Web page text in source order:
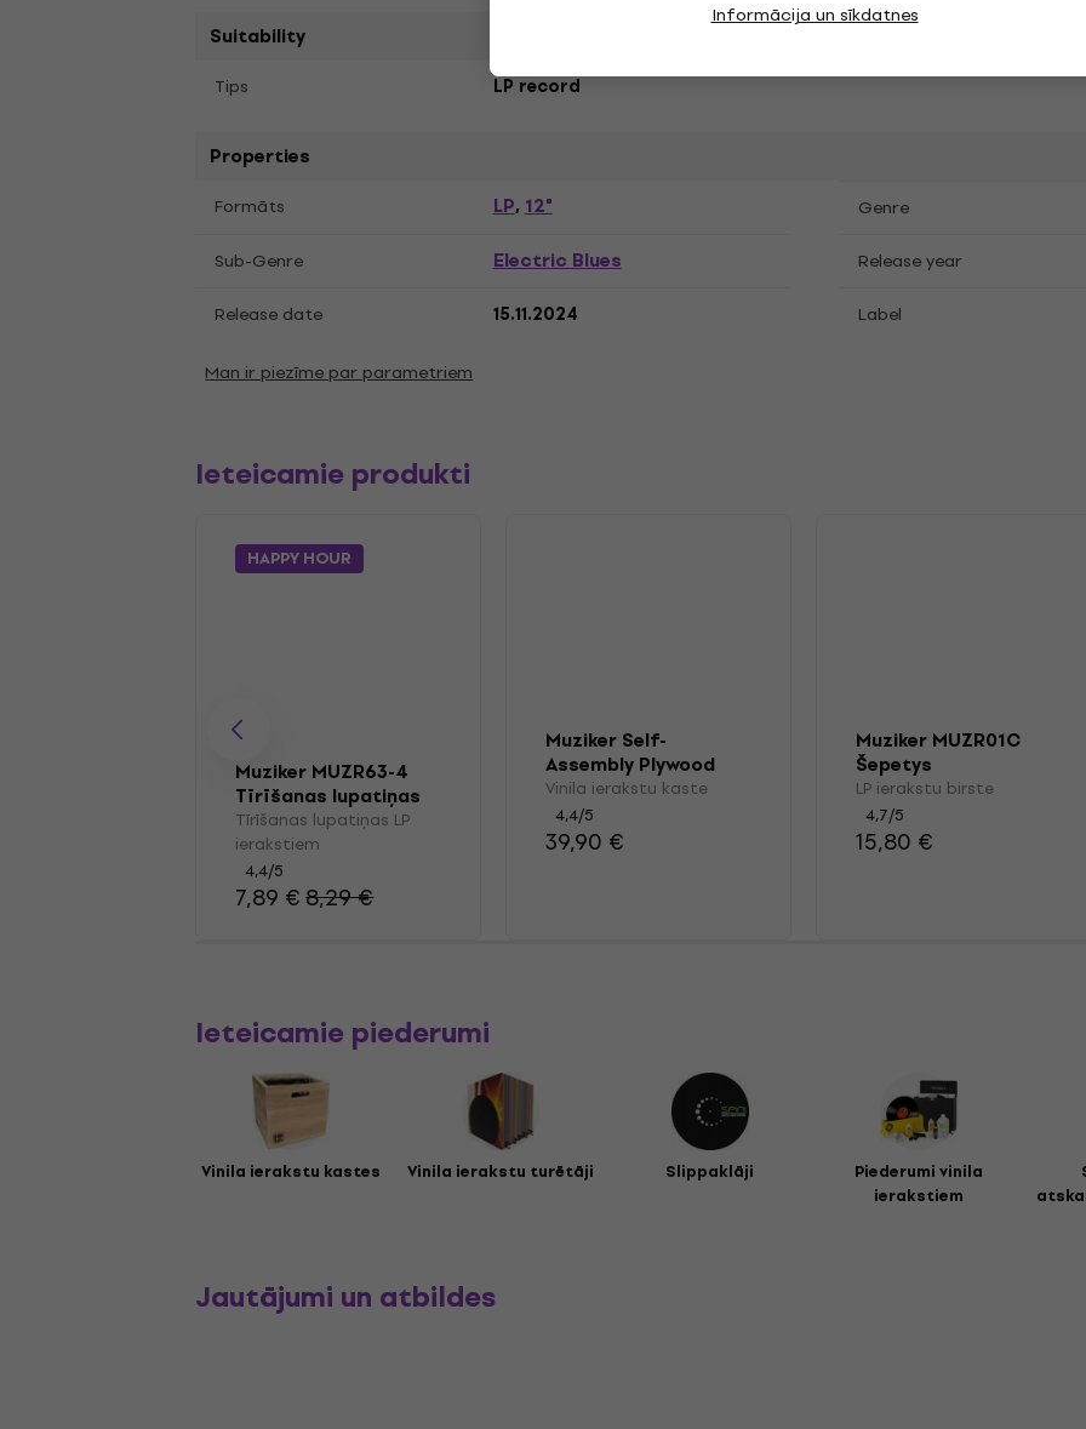
Informācija un sīkdatnes
Suitability
Tips LP record
Properties
Formāts LP,12" Genre
Sub-Genre Electric Blues Release year
Release date 15.11.2024 Label
Man ir piezīme par parametriem
Ieteicamie produkti
HAPPY HOUR
Muziker MUZR63-4
Tīrīšanas lupatiņas
LP ierakstiem
Tīrīšanas lupatiņas LP
ierakstiem
4,4/5
7,89 €8,29 €
Muziker Self-
Assembly Plywood
Record Storage
Crate with wheels
Vinila ierakstu kaste
4,4/5
39,90 €
Muziker MUZR01C
Šepetys
LP ierakstu birste
4,7/5
15,80 €
Ieteicamie piederumi
Vinila ierakstu kastes Vinila ierakstu turētāji Slippaklāji
Piederumi vinila
ierakstiem
Jautājumi un atbildes